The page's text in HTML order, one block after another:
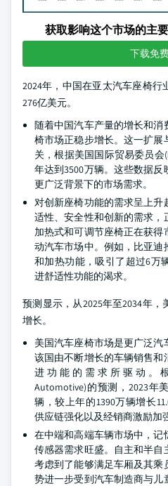
获取影响这个市场的主
下载免
2024年，中国在亚太汽车座椅
276亿美元。
随着中国汽车产量的增长和
椅市场正稳步增长。这一扩
关，根据美国国际贸易委员会
年达到3500万辆。这些数据
更广泛背景下的市场需求。
对创新座椅功能的需求呈上
适性、安全性和创新的需求，
加热式和可调节座椅正在获
动汽车市场中。例如，比亚
和加热功能，吸引了超过6万
进舒适性功能的渴求。
预测显示，从2025年至2034年
增长。
美国汽车座椅市场是更广泛汽
该国由不断增长的车辆销售
进功能的需求所驱动。
Automotive)的预测，2023年
辆，较上年的1390万辆增长
供应链强化以及经销商激励加
在中端和高端车辆市场中，
传感器需求旺盛。自主和半自
考虑到了能够满足车厢及其
势进一步受到汽车制造商与